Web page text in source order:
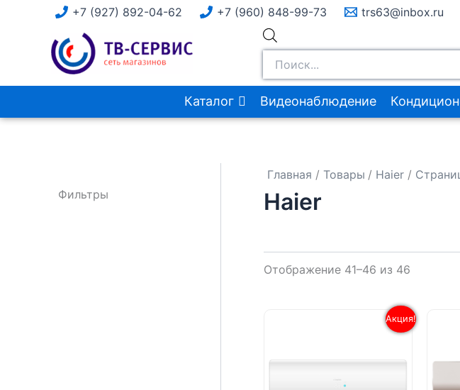
содержимому
+7 (927) 892-04-62 +7 (960) 848-99-73 trs63@inbox.ru
товаров
Каталог Видеонаблюдение
Фильтры
Главная Товары Haier
Haier
Отображение 41–46 из 46
Акция!